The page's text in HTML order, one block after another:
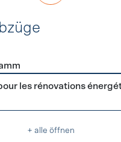
Steuerabzüge
les rénovations
+ alle öffnen